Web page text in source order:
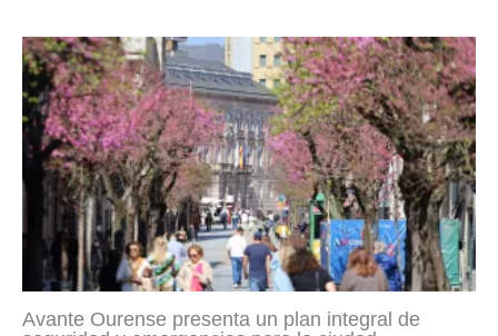
Avante Ourense presenta un plan integral de